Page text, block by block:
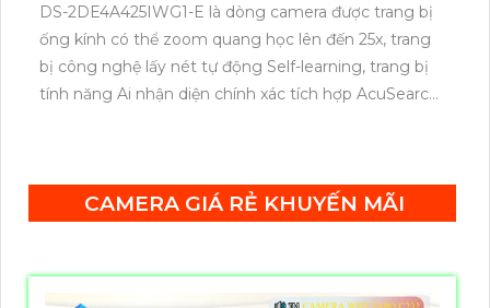
DS-2DE4A425IWG1-E là dòng camera được trang bị
ống kính có thể zoom quang học lên đến 25x, trang
bị công nghệ lấy nét tự động Self-learning, trang bị
tính năng Ai nhận diện chính xác tích hợp AcuSearch
CAMERA GIÁ RẺ KHUYẾN MÃI